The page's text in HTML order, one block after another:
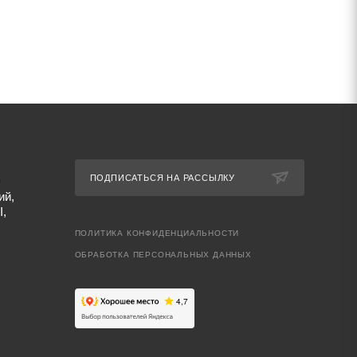
ПОДПИСАТЬСЯ НА РАССЫЛКУ
ПОЛИТИКА КОНФИДЕНЦИАЛЬНОСТИ
ОБРАБОТКА ПЕРСОНАЛЬНЫХ ДАННЫХ